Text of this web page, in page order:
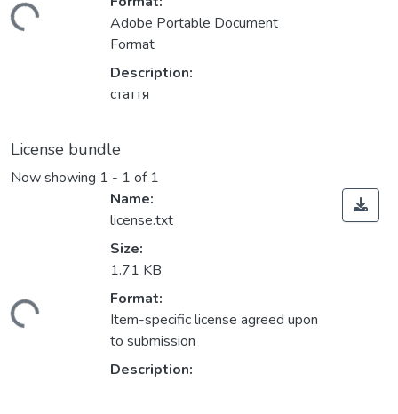
Adobe Portable Document
Format
Description:
стаття
License bundle
Now showing 1 - 1 of 1
Name:
license.txt
Size:
1.71 KB
Format:
Item-specific license agreed upon
to submission
Description: